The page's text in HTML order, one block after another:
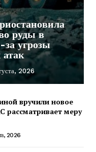
руды в
угрозы
атак
2026
вручили новое
рассматривает меру
2026